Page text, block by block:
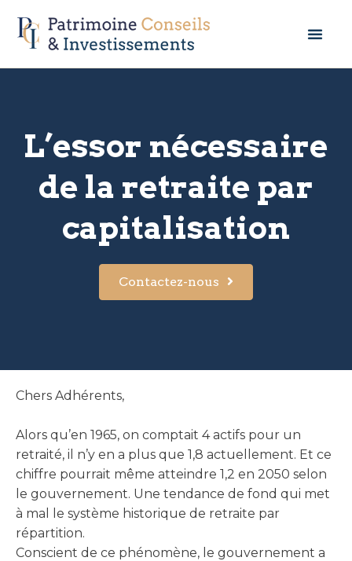
L’essor nécessaire
de la retraite par
capitalisation
Contactez-nous
Chers Adhérents,
Alors qu’en 1965, on comptait 4 actifs pour un
retraité, il n’y en a plus que 1,8 actuellement. Et ce
chiffre pourrait même atteindre 1,2 en 2050 selon
le gouvernement. Une tendance de fond qui met
à mal le système historique de retraite par
répartition.
Conscient de ce phénomène, le gouvernement a